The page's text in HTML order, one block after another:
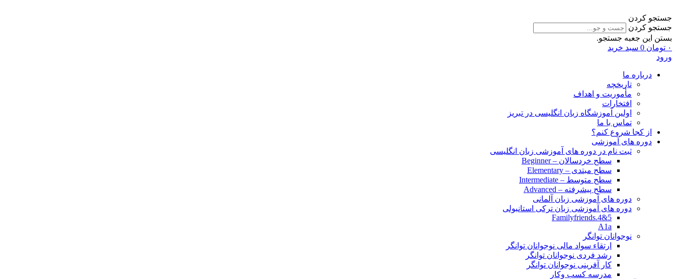
جستجو کردن
جستجو کردن
بستن این جعبه جستجو.
۰ تومان 0 سبد خرید
ورود
درباره ما
تاریخچه
مأموریت و اهداف
افتخارات
اولین آموزشگاه زبان انگلیسی در تبریز
تماس با ما
از کجا شروع کنم؟
دوره های آموزشی
ثبت نام در دوره های آموزشی زبان انگلیسی
سطح خردسالان – Beginner
سطح مبتدی – Elementary
سطح متوسط – Intermediate
سطح پیشرفته – Advanced
دوره های آموزشی زبان آلمانی
دوره های آموزشی زبان ترکی استانبولی
Familyfriends.4&5
A1a
نوجوانان توانگر
ارتقاء سواد مالی نوجوانان توانگر
رشد فردی نوجوانان توانگر
کار آفرینی نوجوانان توانگر
مدرسه کسب وکار